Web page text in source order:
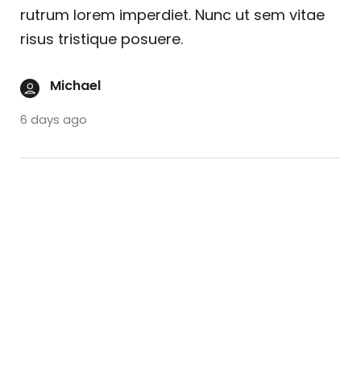
rutrum lorem imperdiet. Nunc ut sem vitae
risus tristique posuere.
Michael
6 days ago